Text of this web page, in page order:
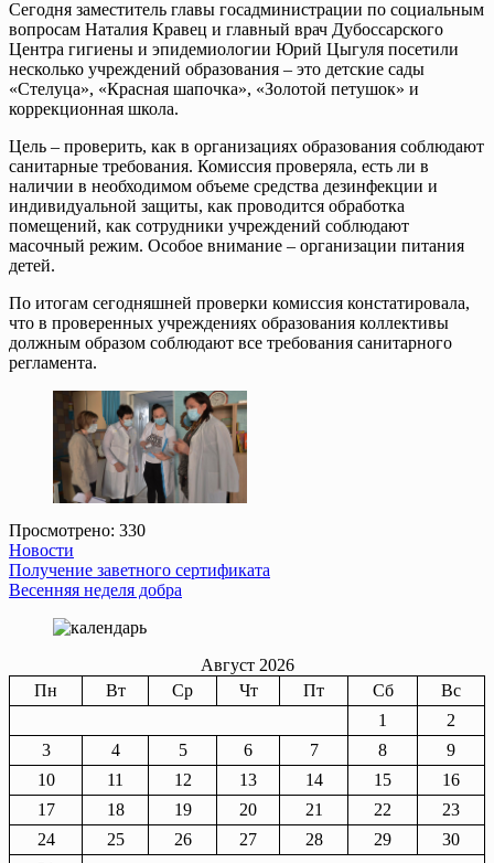
Сегодня заместитель главы госадминистрации по социальным
вопросам Наталия Кравец и главный врач Дубоссарского
Центра гигиены и эпидемиологии Юрий Цыгуля посетили
несколько учреждений образования – это детские сады
«Стелуца», «Красная шапочка», «Золотой петушок» и
коррекционная школа.
Цель – проверить, как в организациях образования соблюдают
санитарные требования. Комиссия проверяла, есть ли в
наличии в необходимом объеме средства дезинфекции и
индивидуальной защиты, как проводится обработка
помещений, как сотрудники учреждений соблюдают
масочный режим. Особое внимание – организации питания
детей.
По итогам сегодняшней проверки комиссия констатировала,
что в проверенных учреждениях образования коллективы
должным образом соблюдают все требования санитарного
регламента.
Просмотрено: 330
Новости
Навигация
по
записям
Получение заветного сертификата
Весенняя неделя добра
Август 2026
Пн
Вт Ср Чт Пт Сб
Вс
1
2
3
4 5 6 7 8
9
10
11 12 13 14 15
16
17
18 19 20 21 22
23
24
25 26 27 28 29
30